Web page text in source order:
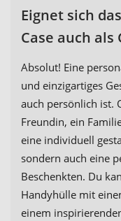
Eignet sich
Case auch als
Absolut! Eine
und einzigartiges
auch persönlich ist.
Freundin, ein
eine individuell
sondern auch eine
Beschenkten. Du
Handyhülle mit
einem